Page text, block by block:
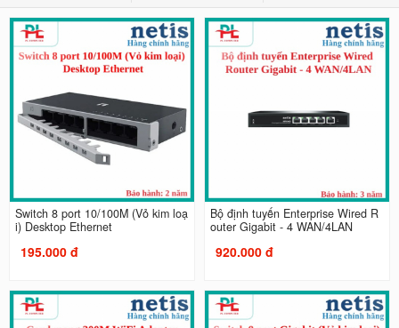
Switch 8 port 10/100M (Vỏ kim loạ
i) Desktop Ethernet
195.000 đ
Bộ định tuyến Enterprise Wired R
outer Gigabit - 4 WAN/4LAN
920.000 đ